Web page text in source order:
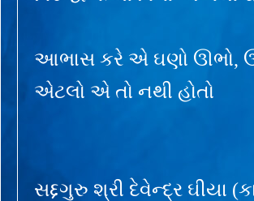
આભાસ કરે એ ઘણો ઊભો,
એટલો એ તો નથી હોતો
સદ્દગુરુ શ્રી દેવેન્દ્ર ઘીયા